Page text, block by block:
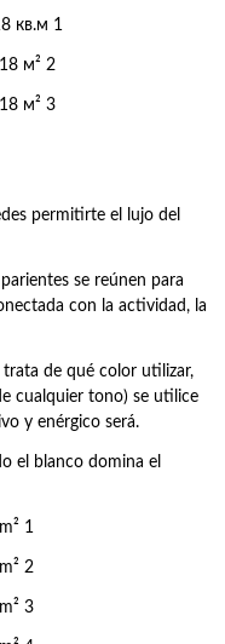
permitirte el lujo del
se reúnen para
con la actividad, la
de qué color utilizar,
cualquier tono) se utilice
y enérgico será.
el blanco domina el